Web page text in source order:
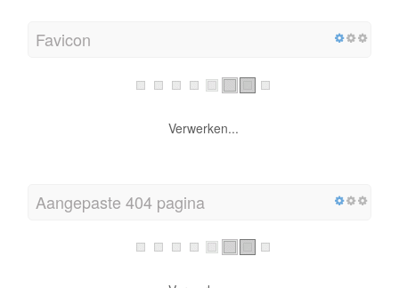
Favicon
Verwerken...
Aangepaste 404 pagina